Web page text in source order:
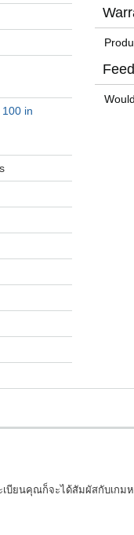
100 in
ยนคุณก็จะได้สัมผัสกับเก